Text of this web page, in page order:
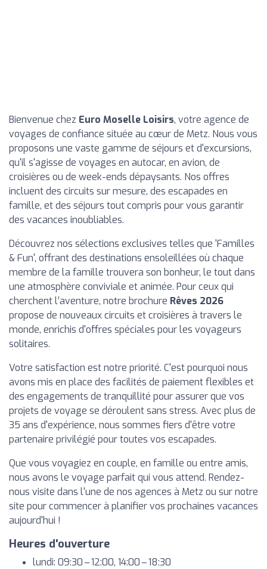
Bienvenue chez Euro Moselle Loisirs, votre agence de
voyages de confiance située au cœur de Metz. Nous vous
proposons une vaste gamme de séjours et d'excursions,
qu'il s'agisse de voyages en autocar, en avion, de
croisières ou de week-ends dépaysants. Nos offres
incluent des circuits sur mesure, des escapades en
famille, et des séjours tout compris pour vous garantir
des vacances inoubliables.
Découvrez nos sélections exclusives telles que 'Familles
& Fun', offrant des destinations ensoleillées où chaque
membre de la famille trouvera son bonheur, le tout dans
une atmosphère conviviale et animée. Pour ceux qui
cherchent l’aventure, notre brochure Rêves 2026
propose de nouveaux circuits et croisières à travers le
monde, enrichis d'offres spéciales pour les voyageurs
solitaires.
Votre satisfaction est notre priorité. C'est pourquoi nous
avons mis en place des facilités de paiement flexibles et
des engagements de tranquillité pour assurer que vos
projets de voyage se déroulent sans stress. Avec plus de
35 ans d'expérience, nous sommes fiers d'être votre
partenaire privilégié pour toutes vos escapades.
Que vous voyagiez en couple, en famille ou entre amis,
nous avons le voyage parfait qui vous attend. Rendez-
nous visite dans l'une de nos agences à Metz ou sur notre
site pour commencer à planifier vos prochaines vacances
aujourd'hui !
Heures d'ouverture
lundi: 09:30 – 12:00, 14:00 – 18:30